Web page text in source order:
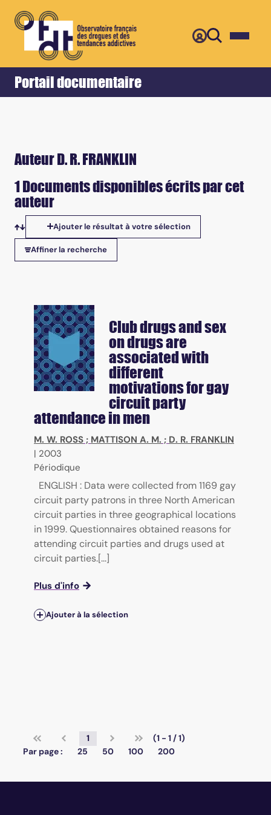
Portail documentaire
Accueil Retour
Auteur D. R. FRANKLIN
1 Documents disponibles écrits par cet
auteur
Tris disponibles
Ajouter le résultat à votre sélection
Affiner la recherche
Club drugs and sex
on drugs are
associated with
different
motivations for gay
circuit party
attendance in men
M. W. ROSS ; MATTISON A. M. ; D. R. FRANKLIN
| 2003
Périodique
ENGLISH : Data were collected from 1169 gay
circuit party patrons in three North American
circuit parties in three geographical locations
in 1999. Questionnaires obtained reasons for
attending circuit parties and drugs used at
circuit parties.[...]
Plus d'info
Ajouter à la sélection
1
(1 - 1 / 1)
Par page :
25 50 100 200